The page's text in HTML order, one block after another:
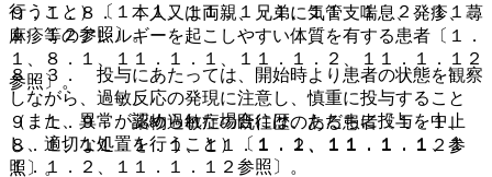
９．１．８． 本人又は両親、兄弟に気管支喘息、発疹、蕁
麻疹等のアレルギーを起こしやすい体質を有する患者〔１．
１、８．１、１１．１．１、１１．１．２、１１．１．１２
参照〕。
９．１．９． 薬物過敏症の既往歴のある患者〔１．１、
８．１、１１．１．１、１１．１．２、１１．１．１２参
照〕。
行うこと）〔１．１、１１．１．１、１１．１．２、１１．
１．１２参照〕。
８．３． 投与にあたっては、開始時より患者の状態を観察
しながら、過敏反応の発現に注意し、慎重に投与すること
（また、異常が認められた場合には、ただちに投与を中止
し、適切な処置を行うこと）〔１．１、１１．１．１、１
１．１．２、１１．１．１２参照〕。